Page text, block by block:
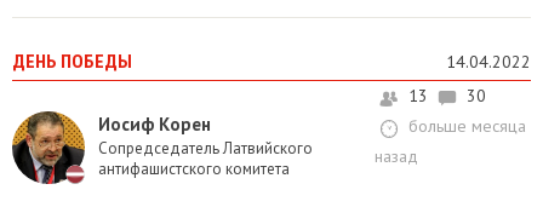
ДЕНЬ ПОБЕДЫ 14.04.2022
Иосиф Корен
Сопредседатель Латвийского
антифашистского комитета
13
30
больше месяца
назад